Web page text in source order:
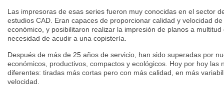
Las impresoras de esas series fueron muy conocidas en el sector
estudios CAD. Eran capaces de proporcionar calidad y velocidad
económico, y posibilitaron realizar la impresión de planos a
necesidad de acudir a una copistería.
Después de más de 25 años de servicio, han sido superadas por
económicos, productivos, compactos y ecológicos. Hoy por hoy las
diferentes: tiradas más cortas pero con más calidad, en más
velocidad.